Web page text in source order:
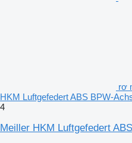
rơ
HKM Luftgefedert ABS BPW-
4
Meiller HKM Luftgefedert